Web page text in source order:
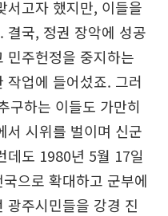
서고자 했지만, 이들을
결국, 정권 장악에 성공
민주헌정을 중지하는
작업에 들어섰죠. 그러
구하는 이들도 가만히
서 시위를 벌이며 신군
데도 1980년 5월 17일
으로 확대하고 군부에
광주시민들을 강경 진